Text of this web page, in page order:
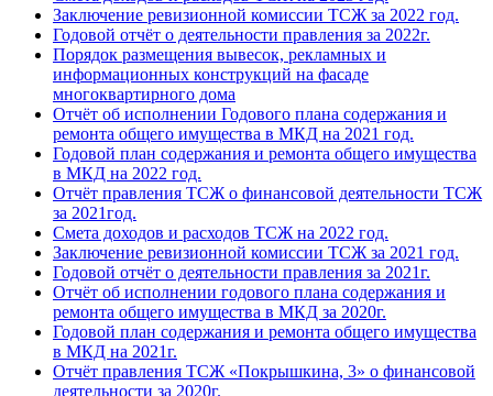
Заключение ревизионной комиссии ТСЖ за 2022 год.
Годовой отчёт о деятельности правления за 2022г.
Порядок размещения вывесок, рекламных и
информационных конструкций на фасаде
многоквартирного дома
Отчёт об исполнении Годового плана содержания и
ремонта общего имущества в МКД на 2021 год.
Годовой план содержания и ремонта общего имущества
в МКД на 2022 год.
Отчёт правления ТСЖ о финансовой деятельности ТСЖ
за 2021год.
Смета доходов и расходов ТСЖ на 2022 год.
Заключение ревизионной комиссии ТСЖ за 2021 год.
Годовой отчёт о деятельности правления за 2021г.
Отчёт об исполнении годового плана содержания и
ремонта общего имущества в МКД за 2020г.
Годовой план содержания и ремонта общего имущества
в МКД на 2021г.
Отчёт правления ТСЖ «Покрышкина, 3» о финансовой
деятельности за 2020г.